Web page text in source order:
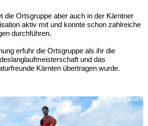
die Ortsgruppe aber auch in der Kärntner
aktiv mit und konnte schon zahlreiche
durchführen.
erfuhr die Ortsgruppe als ihr die
und das
Kärnten übertragen wurde.